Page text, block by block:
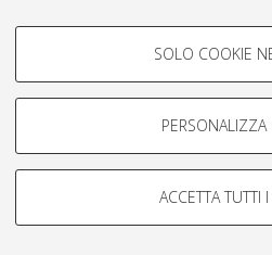
COOKIE DI PROFILAZIONE -
Si tratta di cookie utilizzati per
navigazione degli utenti, creare profili
Mostra cookie di profilazione
COOKIE TECNICI -
SOLO COOKIE
PERSONALIZZA
ACCETTA TUTTI
© ALMA MATER STUDIORUM -